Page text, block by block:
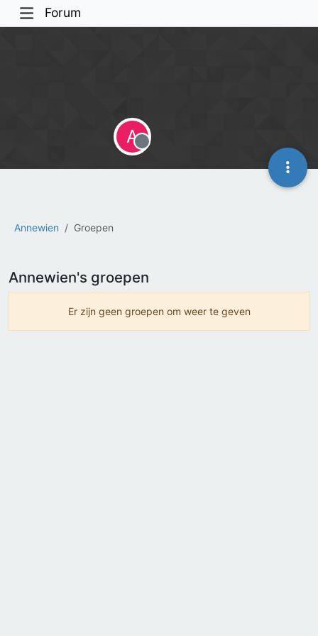
Forum
Annewien Groepen
A
Offline
Annewien's groepen
Er zijn geen groepen om weer te geven